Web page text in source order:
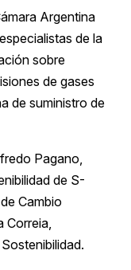
Argentina
de la
sobre
de gases
de suministro de
Pagano,
de S-
Cambio
Correia,